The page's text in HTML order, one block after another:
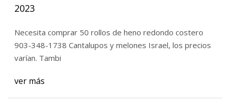
2023
Necesita comprar 50 rollos de heno redondo costero
903-348-1738 Cantalupos y melones Israel, los precios
varían. Tambi
ver más